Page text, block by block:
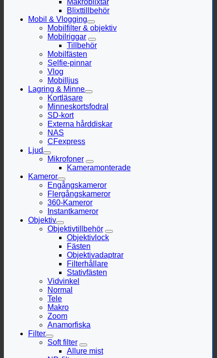
Blixttillbehör
Mobil & Vlogging
Mobilfilter & objektiv
Mobilriggar
Tillbehör
Mobilfästen
Selfie-pinnar
Vlog
Mobilljus
Lagring & Minne
Kortläsare
Minneskortsfodral
SD-kort
Externa hårddiskar
NAS
CFexpress
Ljud
Mikrofoner
Kameramonterade
Kameror
Engångskameror
Flergångskameror
360-Kameror
Instantkameror
Objektiv
Objektivtillbehör
Objektivlock
Fästen
Objektivadaptrar
Filterhållare
Stativfästen
Vidvinkel
Normal
Tele
Makro
Zoom
Anamorfiska
Filter
Soft filter
Allure mist